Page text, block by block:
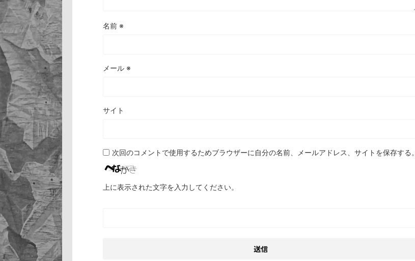
名前 ※
メール ※
サイト
次回のコメントで使用するためブラウザーに自分の名前、メールアドレス、サイトを保存する。
上に表示された文字を入力してください。